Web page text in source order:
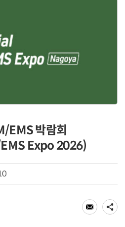
EMS 박람회
Expo 2026)